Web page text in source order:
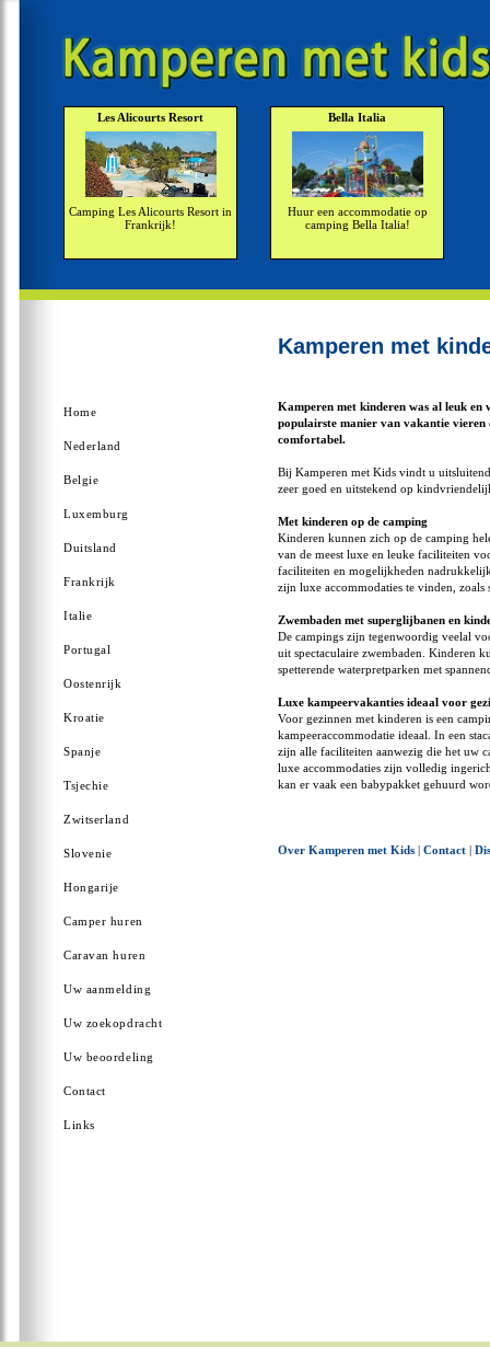
Les Alicourts Resort
Camping Les Alicourts Resort in
Frankrijk!
Bella Italia
Huur een accommodatie op
camping Bella Italia!
Home
Nederland
Belgie
Luxemburg
Duitsland
Frankrijk
Italie
Portugal
Oostenrijk
Kroatie
Spanje
Tsjechie
Zwitserland
Slovenie
Hongarije
Camper huren
Caravan huren
Uw aanmelding
Uw zoekopdracht
Uw beoordeling
Contact
Links
Kamperen met
Kamperen met kinderen was al leuk
populairste manier van vakantie vieren
comfortabel.
Bij Kamperen met Kids vindt u
zeer goed en uitstekend op
Met kinderen op de camping
Kinderen kunnen zich op de camping
van de meest luxe en leuke faciliteiten
faciliteiten en mogelijkheden
zijn luxe accommodaties te vinden, zoals
Zwembaden met superglijbanen en
De campings zijn tegenwoordig veelal
uit spectaculaire zwembaden. Kinderen
spetterende waterpretparken met
Luxe kampeervakanties ideaal voor
Voor gezinnen met kinderen is een
kampeeraccommodatie ideaal. In een
zijn alle faciliteiten aanwezig die het uw
luxe accommodaties zijn volledig
kan er vaak een babypakket gehuurd
Over Kamperen met Kids | Contact |